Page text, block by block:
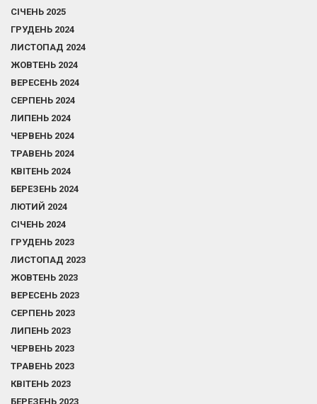
СІЧЕНЬ 2025
ГРУДЕНЬ 2024
ЛИСТОПАД 2024
ЖОВТЕНЬ 2024
ВЕРЕСЕНЬ 2024
СЕРПЕНЬ 2024
ЛИПЕНЬ 2024
ЧЕРВЕНЬ 2024
ТРАВЕНЬ 2024
КВІТЕНЬ 2024
БЕРЕЗЕНЬ 2024
ЛЮТИЙ 2024
СІЧЕНЬ 2024
ГРУДЕНЬ 2023
ЛИСТОПАД 2023
ЖОВТЕНЬ 2023
ВЕРЕСЕНЬ 2023
СЕРПЕНЬ 2023
ЛИПЕНЬ 2023
ЧЕРВЕНЬ 2023
ТРАВЕНЬ 2023
КВІТЕНЬ 2023
БЕРЕЗЕНЬ 2023